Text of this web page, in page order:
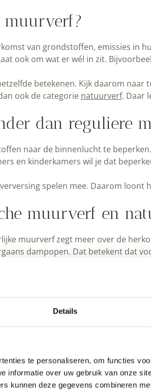
Details
te personaliseren, om functies
informatie over uw gebruik van onze
kunnen deze gegevens combineren
muurverf?
van grondstoffen, emissies in
ook om wat er wél in zit.
betekenen. Kijk daarom
ook de categorie natuurverf. Daar
dan reguliere
naar de binnenlucht te
en kinderkamers wil je dat
spelen mee. Daarom
muurverf en
muurverf zegt meer over de
dampopen. Dat betekent dat
kunnen zijn, maar niet volledig
je ondergrond en je gebruik.
het matte effect en de minerale
oogt levendig, met nuance in de
bekijken, ga dan naar
.
binnen of